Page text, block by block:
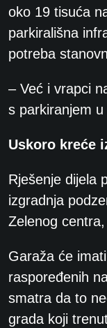
oko 19 tisuća
parkirališna
potreba
– Već i vrapci
s parkiranjem
Uskoro kreće
Rješenje dijela
izgradnja
Zelenog
Garaža će
raspoređenih
smatra da to
grada koji